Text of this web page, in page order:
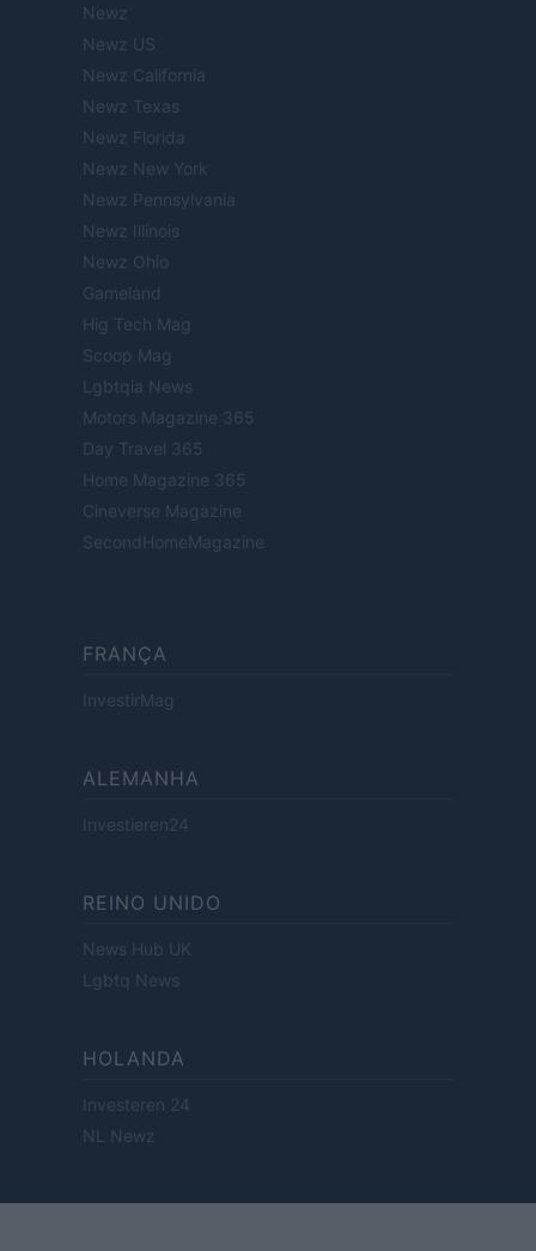
Newz
Newz US
Newz California
Newz Texas
Newz Florida
Newz New York
Newz Pennsylvania
Newz Illinois
Newz Ohio
Gameland
Hig Tech Mag
Scoop Mag
Lgbtqia News
Motors Magazine 365
Day Travel 365
Home Magazine 365
Cineverse Magazine
SecondHomeMagazine
FRANÇA
InvestirMag
ALEMANHA
Investieren24
REINO UNIDO
News Hub UK
Lgbtq News
HOLANDA
Investeren 24
NL Newz